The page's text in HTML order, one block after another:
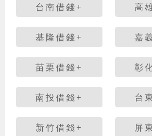
台南借錢+ 高
基隆借錢+ 嘉
苗栗借錢+ 彰
南投借錢+ 台
新竹借錢+ 屏